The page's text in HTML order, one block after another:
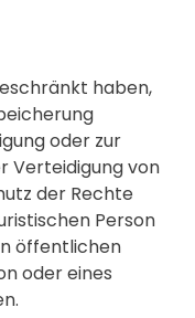
haben,
oder zur
Verteidigung von
der Rechte
Person
öffentlichen
oder eines